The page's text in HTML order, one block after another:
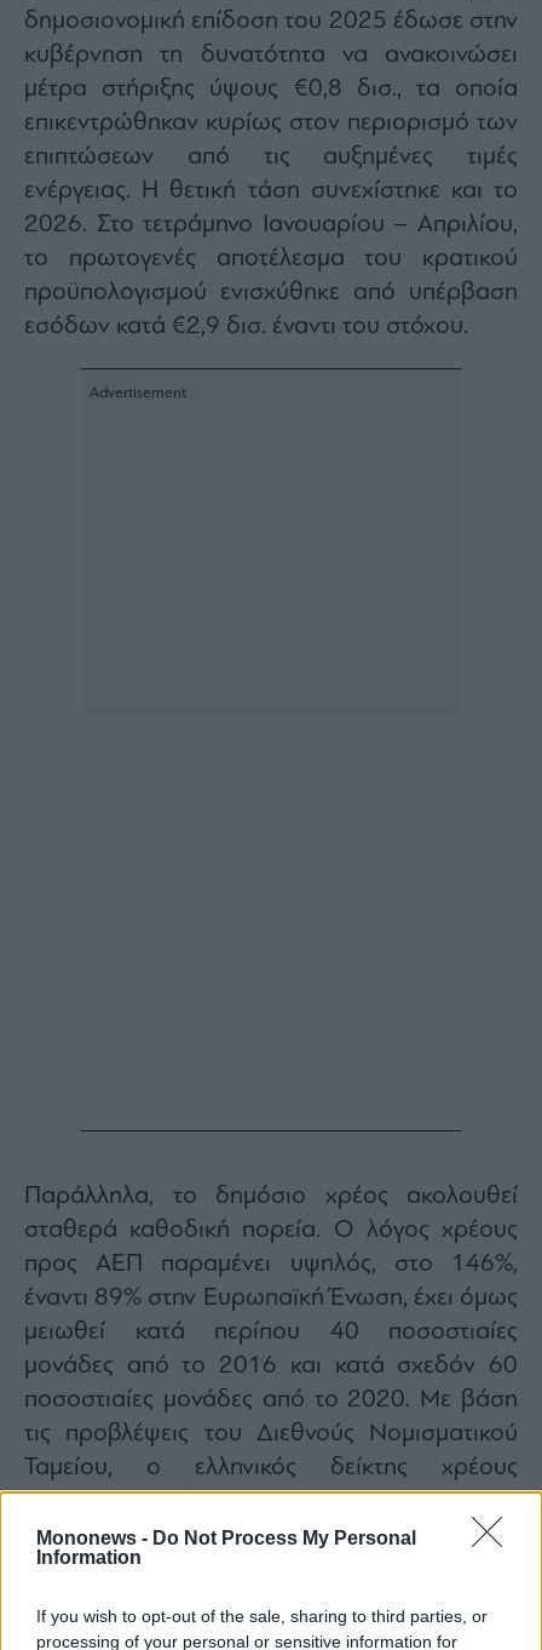
Mononews - Do Not Process My Personal
Information
If you wish to opt-out of the sale, sharing to third parties, or
processing of your personal or sensitive information for
δημοσιονομική επίδοση του 2025 έδωσε στην
κυβέρνηση τη δυνατότητα να ανακοινώσει
μέτρα στήριξης ύψους €0,8 δισ., τα οποία
επικεντρώθηκαν κυρίως στον περιορισμό των
επιπτώσεων από τις αυξημένες τιμές
ενέργειας. Η θετική τάση συνεχίστηκε και το
2026. Στο τετράμηνο Ιανουαρίου – Απριλίου,
το πρωτογενές αποτέλεσμα του κρατικού
προϋπολογισμού ενισχύθηκε από υπέρβαση
εσόδων κατά €2,9 δισ. έναντι του στόχου.
Παράλληλα, το δημόσιο χρέος ακολουθεί
σταθερά καθοδική πορεία. Ο λόγος χρέους
προς ΑΕΠ παραμένει υψηλός, στο 146%,
έναντι 89% στην Ευρωπαϊκή Ένωση, έχει όμως
μειωθεί κατά περίπου 40 ποσοστιαίες
μονάδες από το 2016 και κατά σχεδόν 60
ποσοστιαίες μονάδες από το 2020. Με βάση
τις προβλέψεις του Διεθνούς Νομισματικού
Ταμείου, ο ελληνικός δείκτης χρέους
αναμένεται να διαμορφωθεί χαμηλότερα από
εκείνον της Ιταλίας εντός του 2026 και
χαμηλότερα από της Γαλλίας έως το 2029. Το
το 100% του ΑΕΠ έως το 2035 και στο 60%